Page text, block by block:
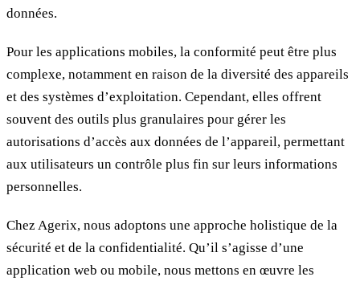
données.
Pour les applications mobiles, la conformité peut être plus
complexe, notamment en raison de la diversité des appareils
et des systèmes d’exploitation. Cependant, elles offrent
souvent des outils plus granulaires pour gérer les
autorisations d’accès aux données de l’appareil, permettant
aux utilisateurs un contrôle plus fin sur leurs informations
personnelles.
Chez Agerix, nous adoptons une approche holistique de la
sécurité et de la confidentialité. Qu’il s’agisse d’une
application web ou mobile, nous mettons en œuvre les